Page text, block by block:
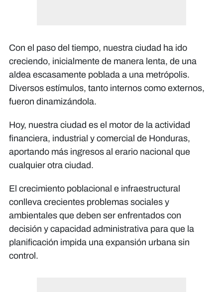
Con el paso del tiempo, nuestra ciudad ha ido
creciendo, inicialmente de manera lenta, de una
aldea escasamente poblada a una metrópolis.
Diversos estímulos, tanto internos como externos,
fueron dinamizándola.
Hoy, nuestra ciudad es el motor de la actividad
financiera, industrial y comercial de Honduras,
aportando más ingresos al erario nacional que
cualquier otra ciudad.
El crecimiento poblacional e infraestructural
conlleva crecientes problemas sociales y
ambientales que deben ser enfrentados con
decisión y capacidad administrativa para que la
planificación impida una expansión urbana sin
control.